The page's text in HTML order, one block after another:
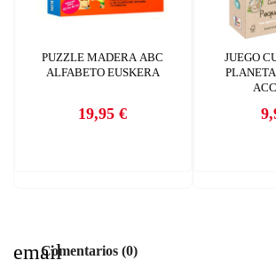
PUZZLE MADERA ABC
ALFABETO EUSKERA
Precio
19,95 €
JUEGO
emailComentarios (0)